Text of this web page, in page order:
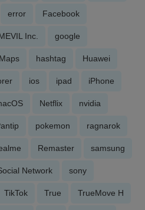
error Facebook
Inc. google
hashtag Huawei
ios ipad iPhone
Netflix nvidia
pokemon ragnarok
Remaster samsung
Network sony
TikTok True TrueMove H